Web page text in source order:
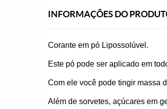
INFORMAÇÕES DO
Corante em pó Lipossolúvel.
Este pó pode ser aplicado em
Com ele você pode tingir massa
Além de sorvetes, açúcares em